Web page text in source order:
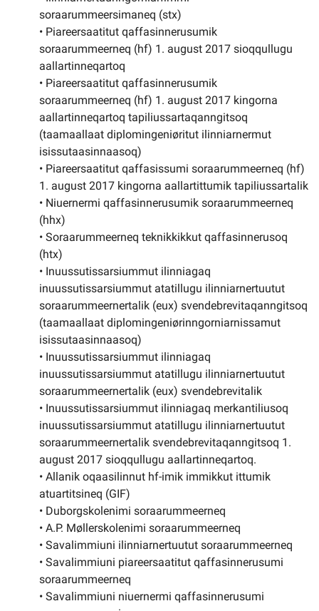
soraarummeersimaneq (stx)
• Piareersaatitut qaffasinnerusumik
soraarummeerneq (hf) 1. august 2017 sioqqullugu
aallartinneqartoq
• Piareersaatitut qaffasinnerusumik
soraarummeerneq (hf) 1. august 2017 kingorna
aallartinneqartoq tapiliussartaqanngitsoq
(taamaallaat diplomingeniøritut ilinniarnermut
isissutaasinnaasoq)
• Piareersaatitut qaffasissumi soraarummeerneq (hf)
1. august 2017 kingorna aallartittumik tapiliussartalik
• Niuernermi qaffasinnerusumik soraarummeerneq
(hhx)
• Soraarummeerneq teknikkikkut qaffasinnerusoq
(htx)
• Inuussutissarsiummut ilinniagaq
inuussutissarsiummut atatillugu ilinniarnertuutut
soraarummeernertalik (eux) svendebrevitaqanngitsoq
(taamaallaat diplomingeniørinngorniarnissamut
isissutaasinnaasoq)
• Inuussutissarsiummut ilinniagaq
inuussutissarsiummut atatillugu ilinniarnertuutut
soraarummeernertalik (eux) svendebrevitalik
• Inuussutissarsiummut ilinniagaq merkantiliusoq
inuussutissarsiummut atatillugu ilinniarnertuutut
soraarummeernertalik svendebrevitaqanngitsoq 1.
august 2017 sioqqullugu aallartinneqartoq.
• Allanik oqaasilinnut hf-imik immikkut ittumik
atuartitsineq (GIF)
• Duborgskolenimi soraarummeerneq
• A.P. Møllerskolenimi soraarummeerneq
• Savalimmiuni ilinniarnertuutut soraarummeerneq
• Savalimmiuni piareersaatitut qaffasinnerusumi
soraarummeerneq
• Savalimmiuni niuernermi qaffasinnerusumi